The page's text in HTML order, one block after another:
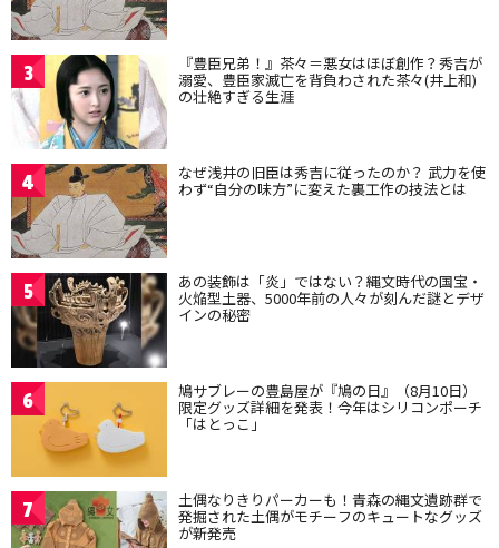
3 『豊臣兄弟！』茶々＝悪女はほぼ創作？秀吉が
溺愛、豊臣家滅亡を背負わされた茶々(井上和)
の壮絶すぎる生涯
4 なぜ浅井の旧臣は秀吉に従ったのか？ 武力を使
わず“自分の味方”に変えた裏工作の技法とは
5 あの装飾は「炎」ではない？縄文時代の国宝・
火焔型土器、5000年前の人々が刻んだ謎とデザ
インの秘密
6 鳩サブレーの豊島屋が『鳩の日』（8月10日）
限定グッズ詳細を発表！今年はシリコンポーチ
「はとっこ」
7 土偶なりきりパーカーも！青森の縄文遺跡群で
発掘された土偶がモチーフのキュートなグッズ
が新発売